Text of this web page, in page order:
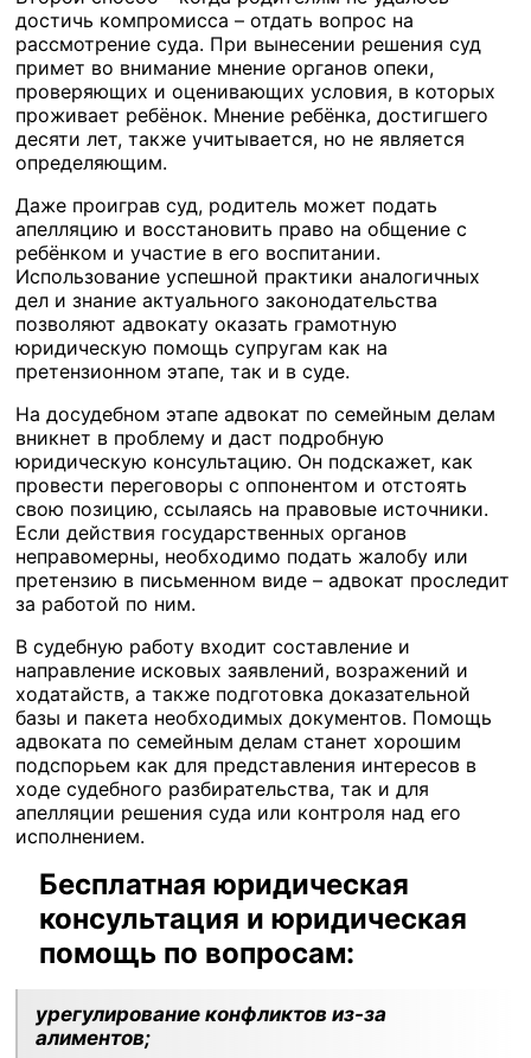
достичь компромисса – отдать вопрос на
рассмотрение суда. При вынесении решения суд
примет во внимание мнение органов опеки,
проверяющих и оценивающих условия, в которых
проживает ребёнок. Мнение ребёнка, достигшего
десяти лет, также учитывается, но не является
определяющим.
Даже проиграв суд, родитель может подать
апелляцию и восстановить право на общение с
ребёнком и участие в его воспитании.
Использование успешной практики аналогичных
дел и знание актуального законодательства
позволяют адвокату оказать грамотную
юридическую помощь супругам как на
претензионном этапе, так и в суде.
На досудебном этапе адвокат по семейным делам
вникнет в проблему и даст подробную
юридическую консультацию. Он подскажет, как
провести переговоры с оппонентом и отстоять
свою позицию, ссылаясь на правовые источники.
Если действия государственных органов
неправомерны, необходимо подать жалобу или
претензию в письменном виде – адвокат проследит
за работой по ним.
В судебную работу входит составление и
направление исковых заявлений, возражений и
ходатайств, а также подготовка доказательной
базы и пакета необходимых документов. Помощь
адвоката по семейным делам станет хорошим
подспорьем как для представления интересов в
ходе судебного разбирательства, так и для
апелляции решения суда или контроля над его
исполнением.
Бесплатная юридическая
консультация и юридическая
помощь по вопросам:
урегулирование конфликтов из-за
алиментов;